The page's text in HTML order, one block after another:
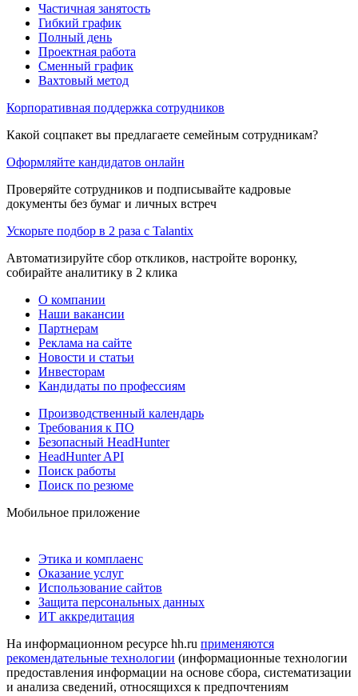
Частичная занятость
Гибкий график
Полный день
Проектная работа
Сменный график
Вахтовый метод
Корпоративная поддержка сотрудников
Какой соцпакет вы предлагаете семейным сотрудникам?
Оформляйте кандидатов онлайн
Проверяйте сотрудников и подписывайте кадровые
документы без бумаг и личных встреч
Ускорьте подбор в 2 раза с Talantix
Автоматизируйте сбор откликов, настройте воронку,
собирайте аналитику в 2 клика
О компании
Наши вакансии
Партнерам
Реклама на сайте
Новости и статьи
Инвесторам
Кандидаты по профессиям
Производственный календарь
Требования к ПО
Безопасный HeadHunter
HeadHunter API
Поиск работы
Поиск по резюме
Мобильное приложение
Этика и комплаенс
Оказание услуг
Использование сайтов
Защита персональных данных
ИТ аккредитация
На информационном ресурсе hh.ru применяются
рекомендательные технологии (информационные технологии
предоставления информации на основе сбора, систематизации
и анализа сведений, относящихся к предпочтениям